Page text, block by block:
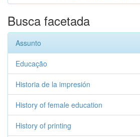
Busca facetada
Assunto
Educação
Historia de la impresión
History of female education
History of printing